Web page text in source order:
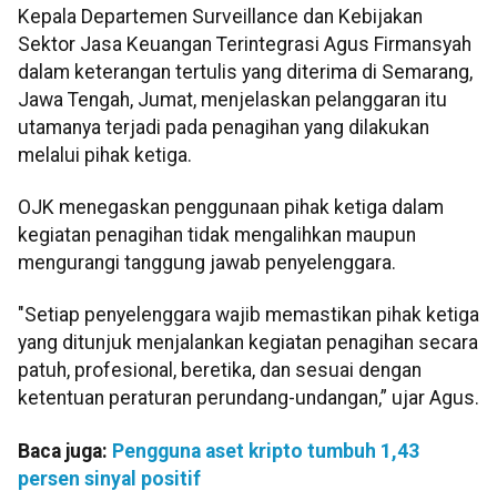
Kepala Departemen Surveillance dan Kebijakan
Sektor Jasa Keuangan Terintegrasi Agus Firmansyah
dalam keterangan tertulis yang diterima di Semarang,
Jawa Tengah, Jumat, menjelaskan pelanggaran itu
utamanya terjadi pada penagihan yang dilakukan
melalui pihak ketiga.
OJK menegaskan penggunaan pihak ketiga dalam
kegiatan penagihan tidak mengalihkan maupun
mengurangi tanggung jawab penyelenggara.
"Setiap penyelenggara wajib memastikan pihak ketiga
yang ditunjuk menjalankan kegiatan penagihan secara
patuh, profesional, beretika, dan sesuai dengan
ketentuan peraturan perundang-undangan,” ujar Agus.
Baca juga: Pengguna aset kripto tumbuh 1,43
persen sinyal positif